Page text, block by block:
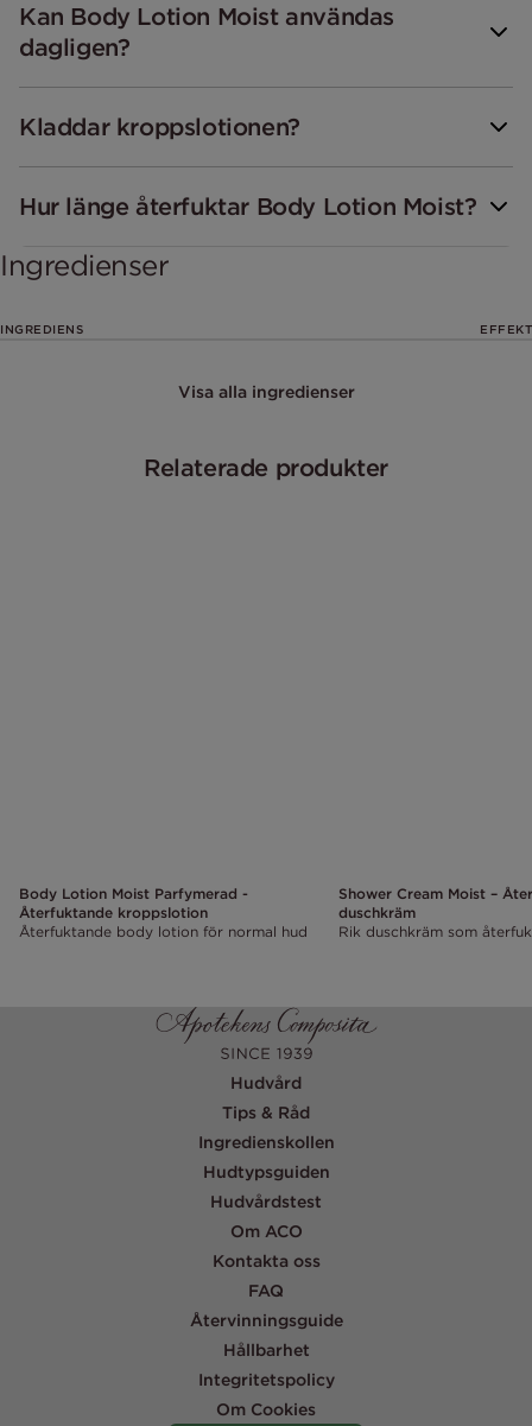
Kan Body Lotion Moist användas
dagligen?
Kladdar kroppslotionen?
Hur länge återfuktar Body Lotion Moist?
Ingredienser
INGREDIENS EFFEKT
Visa alla ingredienser
Relaterade produkter
Body Lotion Moist Parfymerad -
Återfuktande kroppslotion
Återfuktande body lotion för normal hud
Shower Cream Moist –
duschkräm
Rik duschkräm som
Hudvård
Tips & Råd
Ingredienskollen
Hudtypsguiden
Hudvårdstest
Om ACO
Kontakta oss
FAQ
Återvinningsguide
Hållbarhet
Integritetspolicy
Om Cookies